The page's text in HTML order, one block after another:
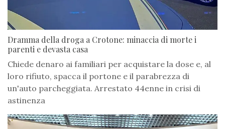
Dramma della droga a Crotone: minaccia di morte i
parenti e devasta casa
Chiede denaro ai familiari per acquistare la dose e, al
loro rifiuto, spacca il portone e il parabrezza di
un'auto parcheggiata. Arrestato 44enne in crisi di
astinenza